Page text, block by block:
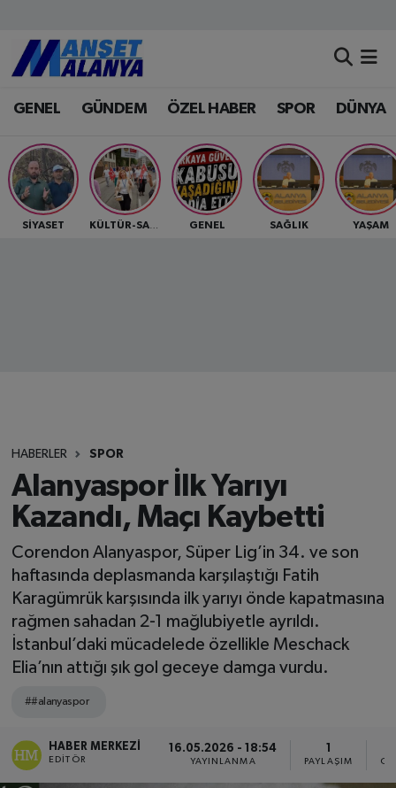
GENEL GÜNDEM ÖZEL HABER SPOR DÜNYA
SİYASET KÜLTÜR-SANAT GENEL SAĞLIK YAŞAM
HABERLER SPOR
Alanyaspor İlk Yarıyı
Kazandı, Maçı Kaybetti
Corendon Alanyaspor, Süper Lig’in 34. ve son
haftasında deplasmanda karşılaştığı Fatih
Karagümrük karşısında ilk yarıyı önde kapatmasına
rağmen sahadan 2-1 mağlubiyetle ayrıldı.
İstanbul’daki mücadelede özellikle Meschack
Elia’nın attığı şık gol geceye damga vurdu.
##alanyaspor
HABER MERKEZI
EDITÖR
16.05.2026 - 18:54
YAYINLANMA PAYLAŞIM
Antalya Nöbetçi Eczaneler
Antalya Hava Durumu
Antalya Namaz Vakitleri
Antalya Trafik Yoğunluk Haritası